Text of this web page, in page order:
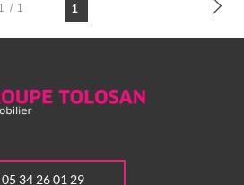
/ 1 1
05 34 26 01 29